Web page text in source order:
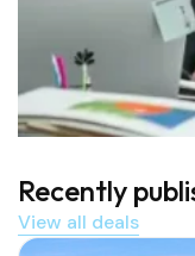
Recently
View all deals